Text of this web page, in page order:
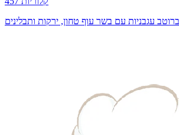
עגבניות עם בשר עוף טחון, ירקות ותבלינים